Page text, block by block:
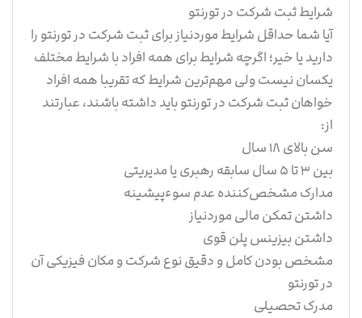
شرایط ثبت شرکت در تورنتو​
آیا شما حداقل شرایط موردنیاز برای ثبت شرکت در تورنتو را
دارید یا خیر؛ اگرچه شرایط برای همه افراد با شرایط مختلف
یکسان نیست ولی مهم‌ترین شرایط که تقریبا همه افراد
خواهان ثبت شرکت در تورنتو باید داشته باشند، عبارتند
از:
سن بالای ۱۸ سال
بین ۳ تا ۵ سال سابقه رهبری یا مدیریتی
مدارک مشخص‌کننده عدم سوءپیشینه
داشتن تمکن مالی موردنیاز
داشتن بیزینس پلن قوی
مشخص بودن کامل و دقیق نوع شرکت و مکان فیزیکی آن
در تورنتو
مدرک تحصیلی